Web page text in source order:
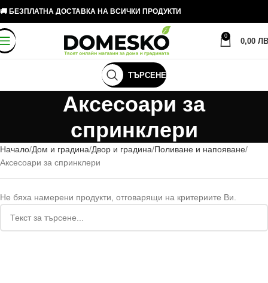
🚚 БЕЗПЛАТНА ДОСТАВКА НА ВСИЧКИ ПРОДУКТИ
0
0,00
ТЪРСЕНЕ
Аксесоари за
спринклери
Начало Дом и градина Двор и градина Поливане и напояване
Аксесоари за спринклери
Не бяха намерени продукти, отговарящи на критериите Ви.